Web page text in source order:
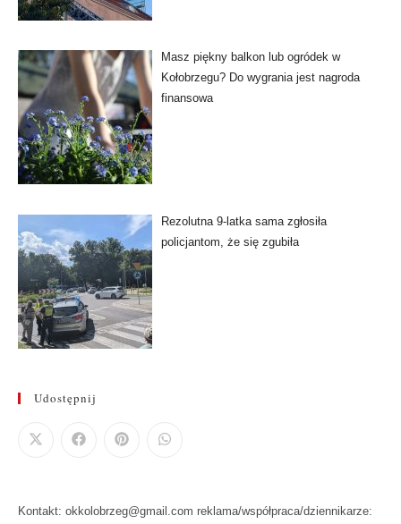
Masz piękny balkon lub ogródek w
Kołobrzegu? Do wygrania jest nagroda
finansowa
Rezolutna 9-latka sama zgłosiła
policjantom, że się zgubiła
Udostępnij
Kontakt: okkolobrzeg@gmail.com reklama/współpraca/dziennikarze: